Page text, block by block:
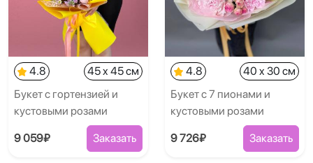
4.8
45 x 45 см
Букет с гортензией и
кустовыми розами
9 059₽ Заказать
4.8
40 x 30 см
Букет с 7 пионами и
кустовыми розами
9 726₽ Заказать